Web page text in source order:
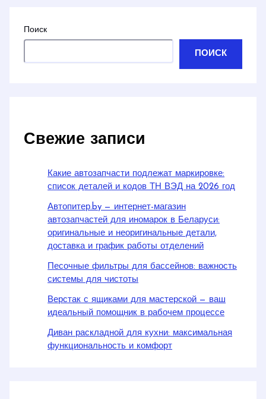
Поиск
ПОИСК
Свежие записи
Какие автозапчасти подлежат маркировке:
список деталей и кодов ТН ВЭД на 2026 год
Автопитер.by — интернет-магазин
автозапчастей для иномарок в Беларуси:
оригинальные и неоригинальные детали,
доставка и график работы отделений
Песочные фильтры для бассейнов: важность
системы для чистоты
Верстак с ящиками для мастерской — ваш
идеальный помощник в рабочем процессе
Диван раскладной для кухни: максимальная
функциональность и комфорт